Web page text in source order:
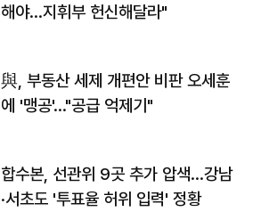
해야…지휘부 헌신해달라"
與, 부동산 세제 개편안 비판 오세훈
에 '맹공'…"공급 억제기"
합수본, 선관위 9곳 추가 압색…강남
·서초도 '투표율 허위 입력' 정황